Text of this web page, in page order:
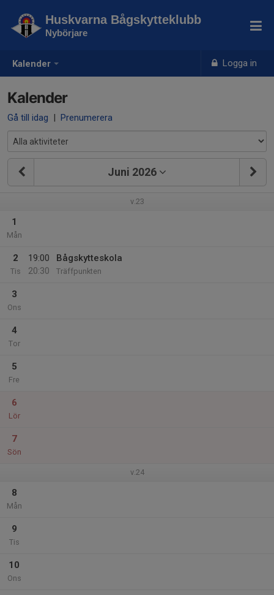
Kalender Logga in
Huskvarna Bågskytteklubb
Nybörjare
Kalender
Gå till idag | Prenumerera
Juni 2026
v.23
1
Mån
2
Tis
19:00
20:30
Bågskytteskola
Träffpunkten
3
Ons
4
Tor
5
Fre
6
Lör
7
Sön
v.24
8
Mån
9
Tis
10
Ons